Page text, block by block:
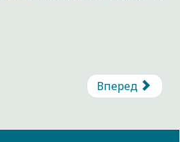
Вперед